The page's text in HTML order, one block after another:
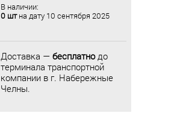
В наличии:
0 штна дату 10 сентября 2025
Доставка — бесплатнодо
терминала транспортной
компании в г. Набережные
Челны.
В наличии:
0 штна дату 10 сентября 2025
Доставка — бесплатнодо
терминала транспортной
компании в г. Набережные
Челны.